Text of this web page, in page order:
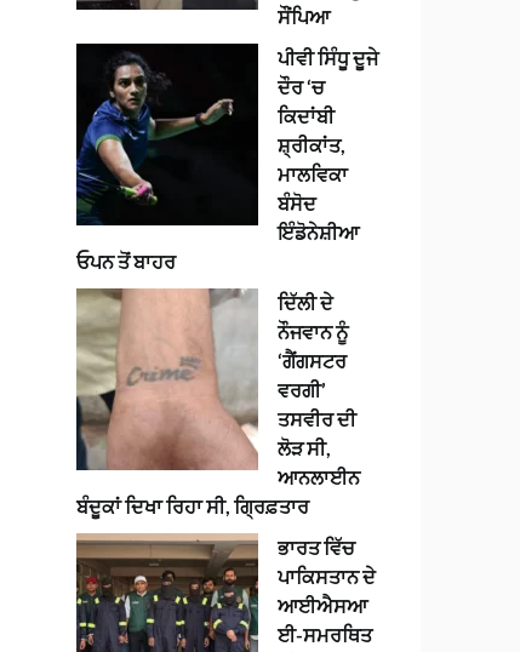
ਸੌਂਪਿਆ
ਪੀਵੀ ਸਿੰਧੂ ਦੂਜੇ
ਦੌਰ ‘ਚ
ਕਿਦਾਂਬੀ
ਸ਼੍ਰੀਕਾਂਤ,
ਮਾਲਵਿਕਾ
ਬੰਸੋਦ
ਇੰਡੋਨੇਸ਼ੀਆ
ਓਪਨ ਤੋਂ ਬਾਹਰ
ਦਿੱਲੀ ਦੇ
ਨੌਜਵਾਨ ਨੂੰ
‘ਗੈਂਗਸਟਰ
ਵਰਗੀ’
ਤਸਵੀਰ ਦੀ
ਲੋੜ ਸੀ,
ਆਨਲਾਈਨ
ਬੰਦੂਕਾਂ ਦਿਖਾ ਰਿਹਾ ਸੀ, ਗ੍ਰਿਫ਼ਤਾਰ
ਭਾਰਤ ਵਿੱਚ
ਪਾਕਿਸਤਾਨ ਦੇ
ਆਈਐਸਆ
ਈ-ਸਮਰਥਿਤ